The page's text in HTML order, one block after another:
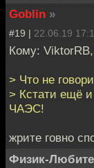
Goblin »
#19 | 22.06.19
Кому: ViktorRB,
> Что не
> Кстати ещё
ЧАЭС!
жрите говно
Физик-